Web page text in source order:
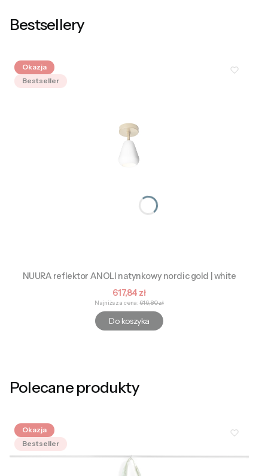
Bestsellery
Okazja
Bestseller
NUURA reflektor ANOLI natynkowy nordic gold | white
Cena promocyjna
617,84 zł
Najniższa cena: 616,80 zł
Do koszyka
Polecane produkty
Okazja
Bestseller